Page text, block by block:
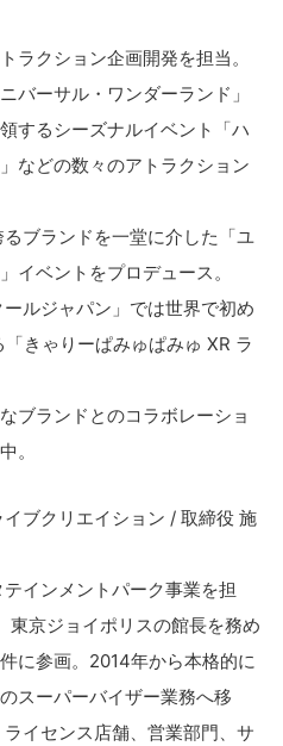
ラクション企画開発を担当。
バーサル・ワンダーランド」
するシーズナルイベント「ハ
などの数々のアトラクション
ブランドを一堂に介した「ユ
イベントをプロデュース。
ルジャパン」では世界で初め
きゃりーぱみゅぱみゅ XR ラ
ブランドとのコラボレーショ
。
ブクリエイション / 取締役 施
インメントパーク事業を担
東京ジョイポリスの館長を務め
に参画。2014年から本格的に
スーパーバイザー業務へ移
イセンス店舗、営業部門、サ